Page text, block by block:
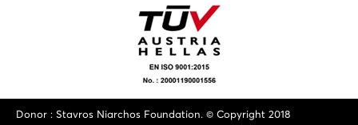
Donor : Stavros Niarchos Foundation. © Copyright 2018